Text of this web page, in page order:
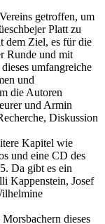
getroffen, um
Platt zu
dem Ziel, es für die
Runde und mit
umfangreiche
und
die Autoren
und Armin
Diskussion
Kapitel wie
und eine CD des
Da gibt es ein
Kappenstein, Josef
dieses